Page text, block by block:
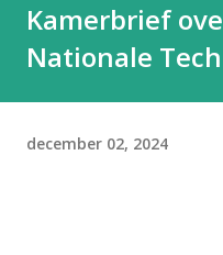
Kamerbrief
Nationale
december 02, 2024